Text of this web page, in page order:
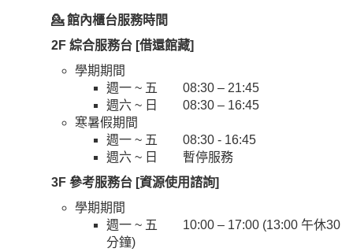
💁 館內櫃台服務時間
2F 綜合服務台 [借還館藏]
學期期間
週一 ~ 五 08:30 – 21:45
週六 ~ 日 08:30 – 16:45
寒暑假期間
週一 ~ 五 08:30 - 16:45
週六 ~ 日 暫停服務
3F 參考服務台 [資源使用諮詢]
學期期間
週一 ~ 五 10:00 – 17:00 (13:00 午休30
分鐘)